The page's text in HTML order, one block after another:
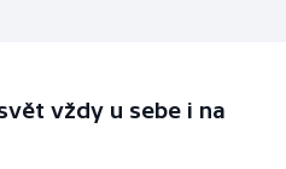
vždy u sebe i na